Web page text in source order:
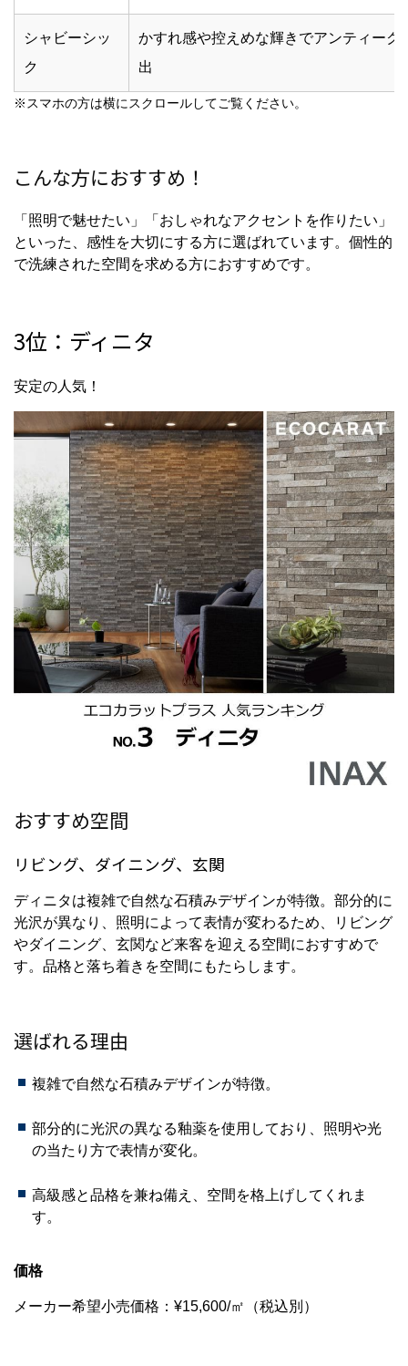
シャビーシッ
ク
かすれ感や控えめな輝きでアンティーク
出
※スマホの方は横にスクロールしてご覧ください。
こんな方におすすめ！
「照明で魅せたい」「おしゃれなアクセントを作りたい」
といった、感性を大切にする方に選ばれています。個性的
で洗練された空間を求める方におすすめです。
3位：ディニタ
安定の人気！
おすすめ空間
リビング、ダイニング、玄関
ディニタは複雑で自然な石積みデザインが特徴。部分的に
光沢が異なり、照明によって表情が変わるため、リビング
やダイニング、玄関など来客を迎える空間におすすめで
す。品格と落ち着きを空間にもたらします。
選ばれる理由
複雑で自然な石積みデザインが特徴。
部分的に光沢の異なる釉薬を使用しており、照明や光
の当たり方で表情が変化。
高級感と品格を兼ね備え、空間を格上げしてくれま
す。
価格
メーカー希望小売価格：¥15,600/㎡（税込別）